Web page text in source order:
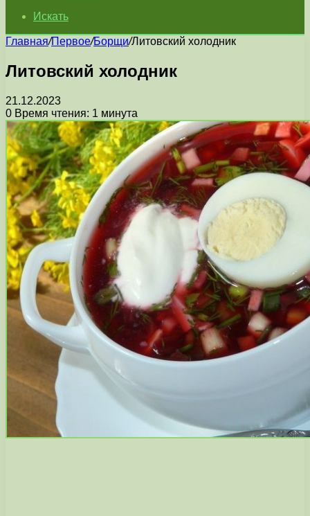
Искать
Главная/Первое/Борщи/Литовский холодник
Литовский холодник
21.12.2023
0 Время чтения: 1 минута